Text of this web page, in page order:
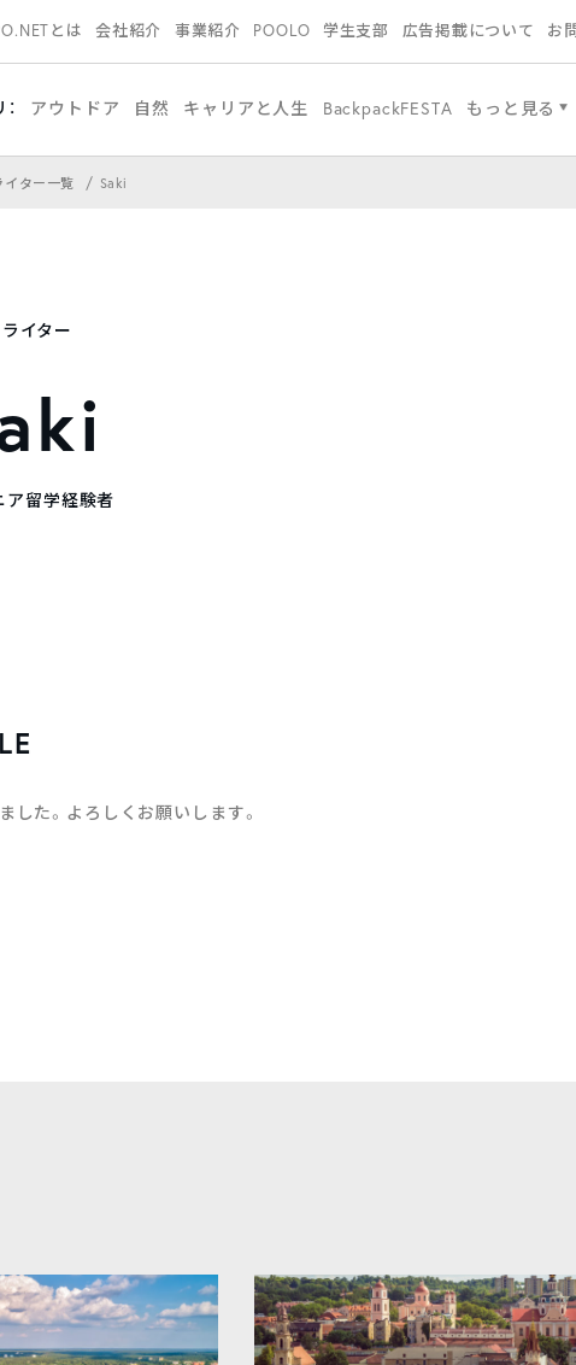
とは 会社紹介 事業紹介 POOLO 学生支部 広告掲載について お
アウトドア 自然 キャリアと人生 BackpackFESTA もっと見る
イター一覧 Saki
ライター
ア留学経験者
した。よろしくお願いします。